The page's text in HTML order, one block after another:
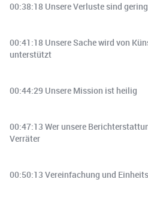
00:38:18 Unsere Verluste sind
00:41:18 Unsere Sache wird von
unterstützt
00:44:29 Unsere Mission ist heilig
00:47:13 Wer unsere
Verräter
00:50:13 Vereinfachung und